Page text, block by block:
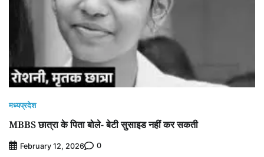
मध्यप्रदेश
MBBS छात्रा के पिता बोले- बेटी सुसाइड नहीं कर सकती
February 12, 2026 0